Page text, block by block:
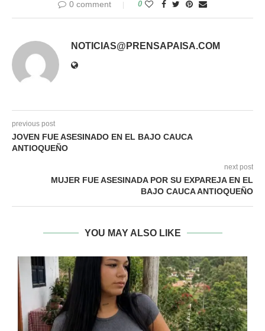
0 comment 0
NOTICIAS@PRENSAPAISA.COM
previous post
JOVEN FUE ASESINADO EN EL BAJO CAUCA
ANTIOQUEÑO
next post
MUJER FUE ASESINADA POR SU EXPAREJA EN EL
BAJO CAUCA ANTIOQUEÑO
YOU MAY ALSO LIKE